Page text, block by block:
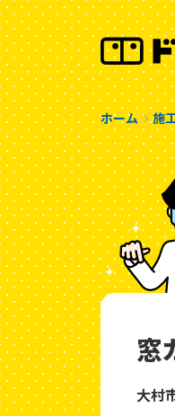
ホーム 施
窓
大村